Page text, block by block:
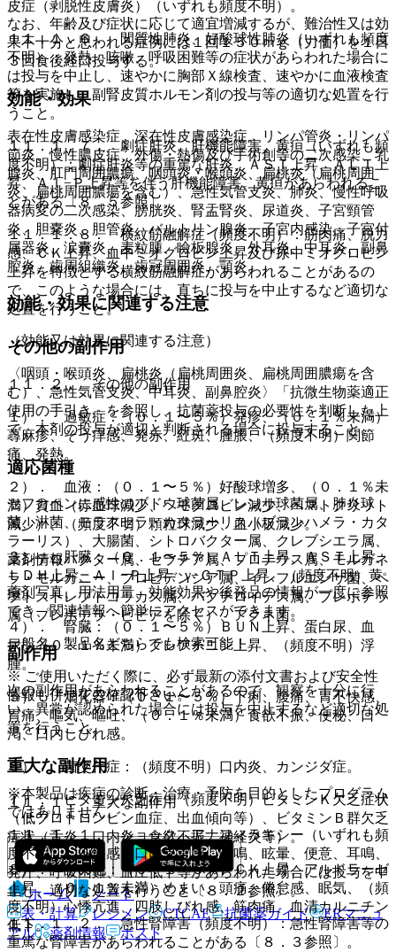
皮症（剥脱性皮膚炎）（いずれも頻度不明）。
１１．１．６． 間質性肺炎、好酸球性肺炎（いずれも頻度
不明）：発熱、咳嗽、呼吸困難等の症状があらわれた場合に
は投与を中止し、速やかに胸部Ｘ線検査、速やかに血液検査
等を実施し、副腎皮質ホルモン剤の投与等の適切な処置を行
うこと。
１１．１．７． 劇症肝炎、肝機能障害、黄疸（いずれも頻
度不明）：劇症肝炎等の重篤な肝炎、ＡＳＴ上昇、ＡＬＴ上
昇、Ａｌ−Ｐ上昇等を伴う肝機能障害、黄疸があらわれるこ
とがある〔８．５参照〕。
１１．１．８． 横紋筋融解症（頻度不明）：筋肉痛、脱力
感、ＣＫ上昇、血中ミオグロビン上昇及び尿中ミオグロビン
上昇を特徴とする横紋筋融解症があらわれることがあるの
で、このような場合には、直ちに投与を中止するなど適切な
処置を行うこと。
その他の副作用
１１．２． その他の副作用
１）． 過敏症：（０．１〜５％）発疹、（０．１％未満）
蕁麻疹、そう痒感、発赤、紅斑、腫脹、（頻度不明）関節
痛、発熱。
２）． 血液：（０．１〜５％）好酸球増多、（０．１％未
満）貧血（赤血球減少、ヘモグロビン減少、ヘマトクリット
減少）、（頻度不明）顆粒球減少、血小板減少。
３）． 肝臓：（０．１〜５％）ＡＬＴ上昇、ＡＳＴ上昇、
ＬＤＨ上昇、Ａｌ−Ｐ上昇、γ−ＧＴＰ上昇、（頻度不明）黄
疸。
４）． 腎臓：（０．１〜５％）ＢＵＮ上昇、蛋白尿、血
尿、（０．１％未満）クレアチニン上昇、（頻度不明）浮
腫。
５）． 消化器：（０．１〜５％）下痢、腹痛、胃不快感、
胃痛、嘔気、嘔吐、（０．１％未満）食欲不振、便秘、口
渇、口内しびれ感。
６）． 菌交代症：（頻度不明）口内炎、カンジダ症。
７）． ビタミン欠乏症：（頻度不明）ビタミンＫ欠乏症状
（低プロトロンビン血症、出血傾向等）、ビタミンＢ群欠乏
症状（舌炎、口内炎、食欲不振、神経炎等）。
８）． その他：（０．１〜５％）ＣＫ上昇、アルドラーゼ
上昇、（０．１％未満）めまい、頭痛、倦怠感、眠気、（頻
度不明）心悸亢進、四肢しびれ感、筋肉痛、血清カルニチン
低下。
なお、年齢及び症状に応じて適宜増減するが、難治性又は効
果不十分と思われる症例には１回１５０ｍｇ（力価）を１日
３回食後経口投与する。
効能・効果
表在性皮膚感染症、深在性皮膚感染症、リンパ管炎・リンパ
節炎、慢性膿皮症、外傷・熱傷及び手術創等の二次感染、乳
腺炎、肛門周囲膿瘍、咽頭炎・喉頭炎、扁桃炎（扁桃周囲
炎、扁桃周囲膿瘍を含む）、急性気管支炎、肺炎、慢性呼吸
器病変の二次感染、膀胱炎、腎盂腎炎、尿道炎、子宮頸管
炎、胆嚢炎、胆管炎、バルトリン腺炎、子宮内感染、子宮付
属器炎、涙嚢炎、麦粒腫、瞼板腺炎、外耳炎、中耳炎、副鼻
腔炎、歯周組織炎、歯冠周囲炎、顎炎。
効能・効果に関連する注意
（効能又は効果に関連する注意）
〈咽頭・喉頭炎、扁桃炎（扁桃周囲炎、扁桃周囲膿瘍を含
む）、急性気管支炎、中耳炎、副鼻腔炎〉「抗微生物薬適正
使用の手引き」を参照し、抗菌薬投与の必要性を判断した上
で、本剤の投与が適切と判断される場合に投与すること。
適応菌種
セフカペンに感性のブドウ球菌属、レンサ球菌属、肺炎球
菌、淋菌、モラクセラ・カタラーリス（ブランハメラ・カタ
ラーリス）、大腸菌、シトロバクター属、クレブシエラ属、
エンテロバクター属、セラチア属、プロテウス属、モルガネ
ラ・モルガニー、プロビデンシア属、インフルエンザ菌、ペ
プトストレプトコッカス属、バクテロイデス属、プレボテラ
属（プレボテラ・ビビアを除く）、アクネ菌。
副作用
次の副作用があらわれることがあるので、観察を十分に行
い、異常が認められた場合には投与を中止するなど適切な処
置を行うこと。
重大な副作用
１１．１． 重大な副作用
１１．１．１． ショック、アナフィラキシー（いずれも頻
度不明）：不快感、口内異常感、喘鳴、眩暈、便意、耳鳴、
発汗、呼吸困難、血圧低下等があらわれた場合には投与を中
止し、適切な処置を行うこと〔８．２参照〕。
１１．１．２． 急性腎障害（頻度不明）：急性腎障害等の
重篤な腎障害があらわれることがある〔８．３参照〕。
薬剤情報
薬剤写真、用法用量、効能効果や後発品の情報が一度に参照
でき、関連情報へ簡単にアクセスができます。
一般名、製品名どちらでも検索可能！
※ ご使用いただく際に、必ず最新の添付文書および安全性
情報も併せてご確認下さい。
※本製品は疾病の診断・治療・予防を目的としたプログラム
ではありません。
ホーム
ノート
表・計算
レジメン CTCAE 抗菌薬ガイド
ERマニュ
アル
薬剤情報 ポスト